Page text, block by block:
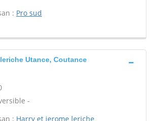
: Pro sud
Utance, Coutance
-
: Harry et jerome leriche